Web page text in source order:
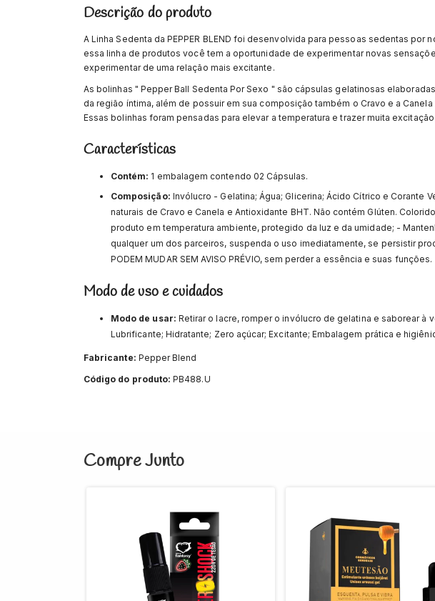
Descrição do produto
A Linha Sedenta da PEPPER BLEND foi desenvolvida para pessoas sedentas
essa linha de produtos você tem a oportunidade de experimentar novas
experimentar de uma relação mais excitante.
As bolinhas " Pepper Ball Sedenta Por Sexo " são cápsulas gelatinosas
da região íntima, além de possuir em sua composição também o Cravo e a
Essas bolinhas foram pensadas para elevar a temperatura e trazer muita
Características
Contém: 1 embalagem contendo 02 Cápsulas.
Composição: Invólucro - Gelatina; Água; Glicerina; Ácido Cítrico e Corante
naturais de Cravo e Canela e Antioxidante BHT. Não contém Glúten.
produto em temperatura ambiente, protegido da luz e da umidade; -
qualquer um dos parceiros, suspenda o uso imediatamente, se persistir
PODEM MUDAR SEM AVISO PRÉVIO, sem perder a essência e suas funções.
Modo de uso e cuidados
Modo de usar: Retirar o lacre, romper o invólucro de gelatina e saborear
Lubrificante; Hidratante; Zero açúcar; Excitante; Embalagem prática e
Fabricante: Pepper Blend
Código do produto: PB488.U
Compre Junto